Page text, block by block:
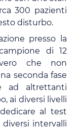
300 pazienti
disturbo.
presso la
di 12
che non
seconda fase
ad altrettanti
ai diversi livelli
al test
intervalli